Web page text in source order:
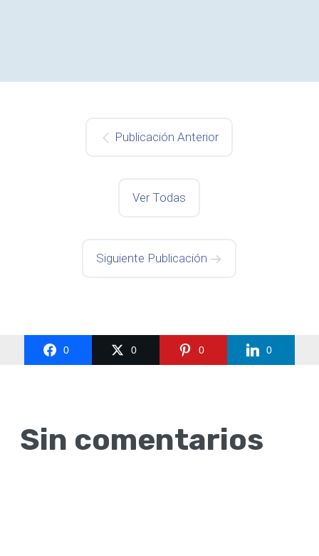
Publicación Anterior
Ver Todas
Siguiente Publicación
0 0 0 0
Sin comentarios